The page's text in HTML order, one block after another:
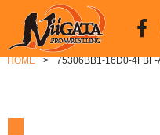
HOME 75306BB1-16D0-